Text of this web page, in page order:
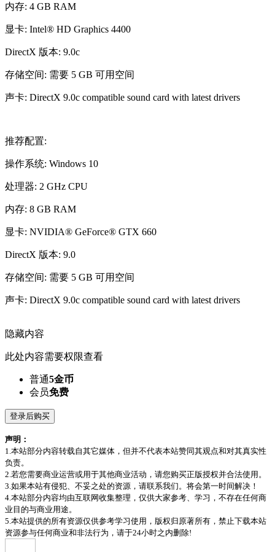
内存: 4 GB RAM
显卡: Intel® HD Graphics 4400
DirectX 版本: 9.0c
存储空间: 需要 5 GB 可用空间
声卡: DirectX 9.0c compatible sound card with latest drivers
推荐配置:
操作系统: Windows 10
处理器: 2 GHz CPU
内存: 8 GB RAM
显卡: NVIDIA® GeForce® GTX 660
DirectX 版本: 9.0
存储空间: 需要 5 GB 可用空间
声卡: DirectX 9.0c compatible sound card with latest drivers
隐藏内容
此处内容需要权限查看
普通5金币
会员免费
登录后购买
声明：
1.本站部分内容转载自其它媒体，但并不代表本站赞同其观点和对其真实性
负责。
2.若您需要商业运营或用于其他商业活动，请您购买正版授权并合法使用。
3.如果本站有侵犯、不妥之处的资源，请联系我们。将会第一时间解决！
4.本站部分内容均由互联网收集整理，仅供大家参考、学习，不存在任何商
业目的与商业用途。
5.本站提供的所有资源仅供参考学习使用，版权归原著所有，禁止下载本站
资源参与任何商业和非法行为，请于24小时之内删除!